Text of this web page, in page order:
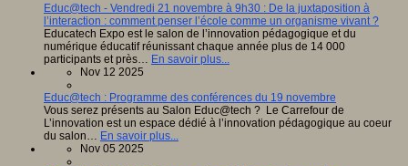
Educ@tech - Vendredi 21 novembre à 9h30 : De la juxtaposition à
l’interaction : comment penser l’école comme un organisme vivant ?
Educatech Expo est le salon de l’innovation pédagogique et du
numérique éducatif réunissant chaque année plus de 14 000
participants et près… En savoir plus...
Nov 12 2025
Educ@tech : Programme des conférences du 19 novembre
Vous serez présents au Salon Educ@tech ? Le Carrefour de
L’innovation est un espace dédié à l’innovation pédagogique au coeur
du salon… En savoir plus...
Nov 05 2025